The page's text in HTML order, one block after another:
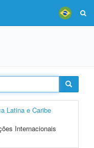
Latina e Caribe
Internacionais